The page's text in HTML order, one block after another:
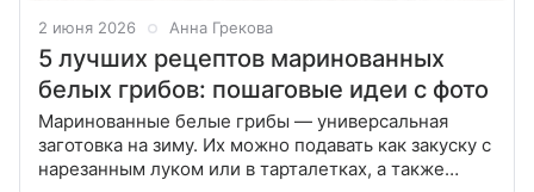
2 июня 2026 Анна Грекова
5 лучших рецептов маринованных
белых грибов: пошаговые идеи с фото
Маринованные белые грибы — универсальная
заготовка на зиму. Их можно подавать как закуску с
нарезанным луком или в тарталетках, а также